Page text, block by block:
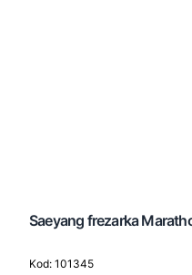
Saeyang frezarka
Kod: 101345